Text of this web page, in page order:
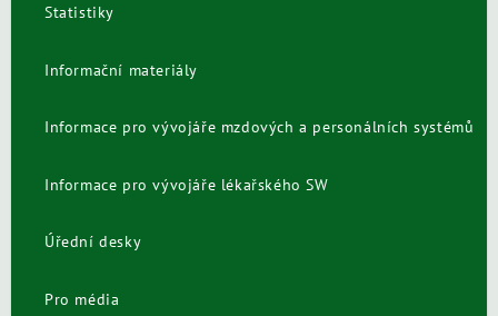
Statistiky
Informační materiály
Informace pro vývojáře mzdových a personálních systémů
Informace pro vývojáře lékařského SW
Úřední desky
Pro média